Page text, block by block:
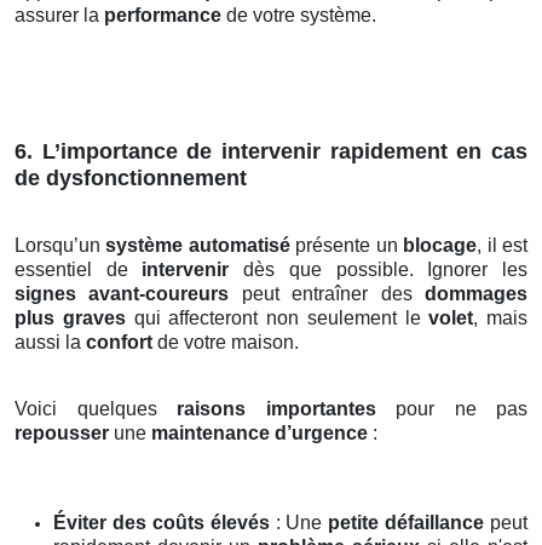
assurer la performance de votre système.
6. L’importance de intervenir rapidement en cas
de dysfonctionnement
Lorsqu’unsystème automatiséprésente un blocage, il est
essentiel de intervenir dès que possible. Ignorer les
signes avant-coureurs peut entraîner desdommages
plus gravesqui affecteront non seulement levolet, mais
aussi la confort de votre maison.
Voici quelques raisons importantespour ne pas
repousser une maintenance d’urgence :
Éviter des coûts élevés: Une petite défaillance peut